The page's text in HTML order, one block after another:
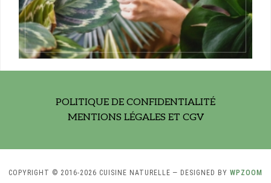
POLITIQUE DE CONFIDENTIALITÉ
MENTIONS LÉGALES ET CGV
COPYRIGHT © 2016-2026 CUISINE NATURELLE — DESIGNED BY WPZOOM